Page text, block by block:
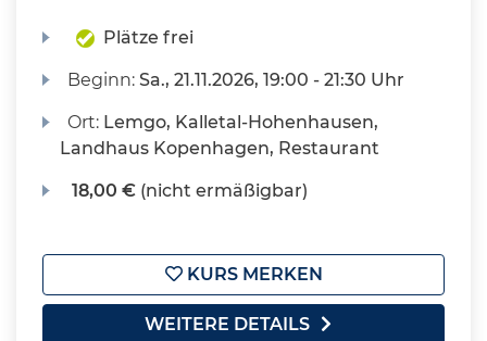
Plätze frei
Beginn:Sa., 21.11.2026, 19:00 - 21:30 Uhr
Ort: Lemgo, Kalletal-Hohenhausen,
Landhaus Kopenhagen, Restaurant
18,00 € (nicht ermäßigbar)
KURS MERKEN
WEITERE DETAILS